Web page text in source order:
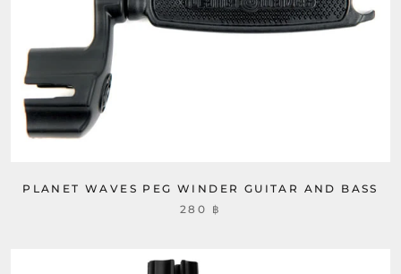
PLANET WAVES PEG WINDER GUITAR AND BASS
280 ฿